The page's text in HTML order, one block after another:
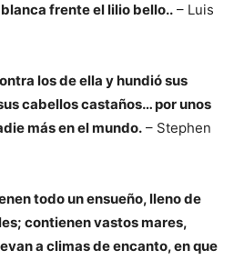
frente el lilio bello.. – Luis
los de ella y hundió sus
cabellos castaños… por unos
más en el mundo. – Stephen
todo un ensueño, lleno de
contienen vastos mares,
a climas de encanto, en que